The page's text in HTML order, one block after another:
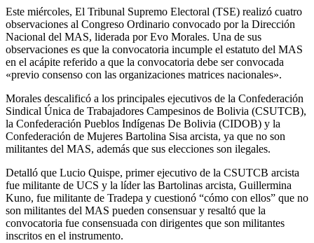
Este miércoles, El Tribunal Supremo Electoral (TSE) realizó cuatro
observaciones al Congreso Ordinario convocado por la Dirección
Nacional del MAS, liderada por Evo Morales. Una de sus
observaciones es que la convocatoria incumple el estatuto del MAS
en el acápite referido a que la convocatoria debe ser convocada
«previo consenso con las organizaciones matrices nacionales».
Morales descalificó a los principales ejecutivos de la Confederación
Sindical Única de Trabajadores Campesinos de Bolivia (CSUTCB),
la Confederación Pueblos Indígenas De Bolivia (CIDOB) y la
Confederación de Mujeres Bartolina Sisa arcista, ya que no son
militantes del MAS, además que sus elecciones son ilegales.
Detalló que Lucio Quispe, primer ejecutivo de la CSUTCB arcista
fue militante de UCS y la líder las Bartolinas arcista, Guillermina
Kuno, fue militante de Tradepa y cuestionó “cómo con ellos” que no
son militantes del MAS pueden consensuar y resaltó que la
convocatoria fue consensuada con dirigentes que son militantes
inscritos en el instrumento.